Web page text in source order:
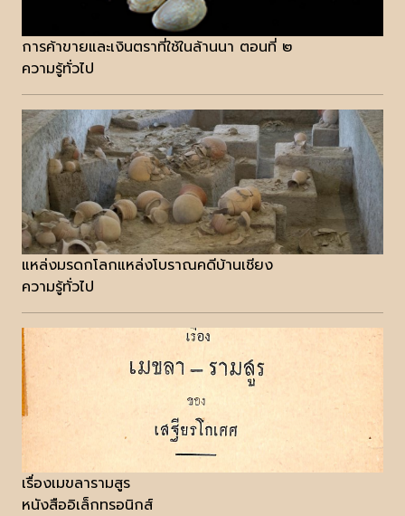
การค้าขายและเงินตราที่ใช้ในล้านนา ตอนที่ ๒
ความรู้ทั่วไป
แหล่งมรดกโลกแหล่งโบราณคดีบ้านเชียง
ความรู้ทั่วไป
เรื่องเมขลารามสูร
หนังสืออิเล็กทรอนิกส์